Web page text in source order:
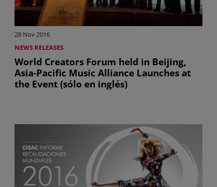
28 Nov 2016
NEWS RELEASES
World Creators Forum held in Beijing,
Asia-Pacific Music Alliance Launches at
the Event (sólo en inglés)